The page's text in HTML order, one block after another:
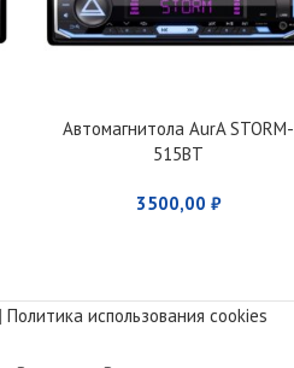
Автомагнитола AurA STORM-
515BT
3500,00 ₽
| Политика использования cookies